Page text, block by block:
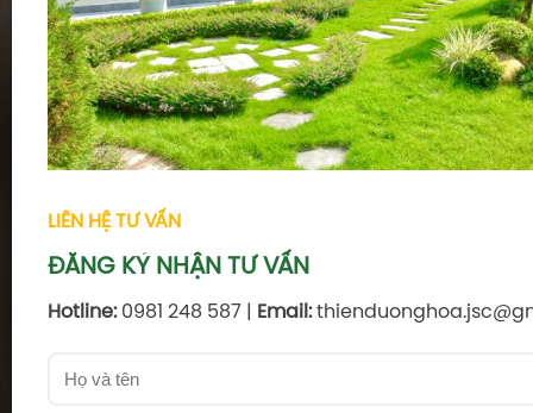
LIÊN HỆ TƯ VẤN
ĐĂNG KÝ NHẬN TƯ VẤN
Hotline:0981 248 587 | Email: